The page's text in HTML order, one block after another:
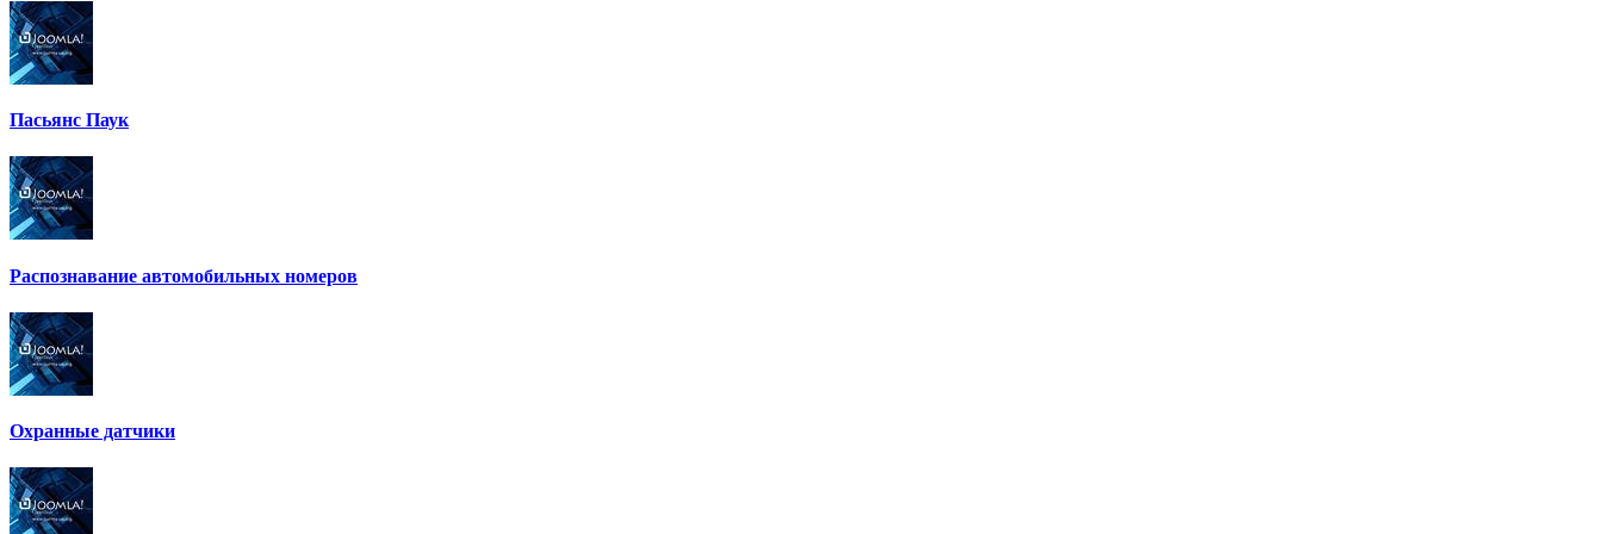
Пасьянс Паук
Распознавание автомобильных номеров
Охранные датчики